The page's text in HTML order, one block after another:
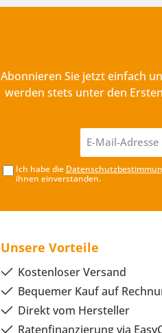
Abonnieren Sie jetzt einfach
werden stets unter den
Ich habe die
ihnen einverstanden.
Unsere Vorteile
Kostenloser Versand
Bequemer Kauf auf
Direkt vom Hersteller
Ratenfinanzierung via